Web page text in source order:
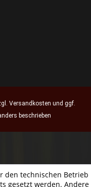
Versandkosten und ggf.
beschrieben
den technischen Betrieb
gesetzt werden. Andere